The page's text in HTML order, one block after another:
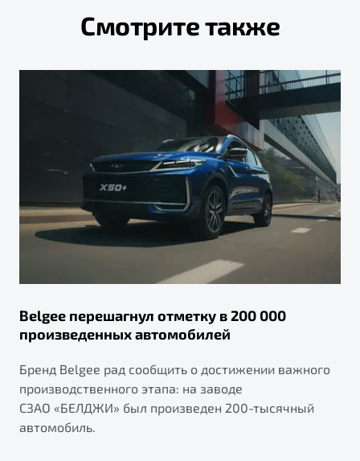
Смотрите также
Belgee перешагнул отметку в 200 000
произведенных автомобилей
Бренд Belgee рад сообщить о достижении важного
производственного этапа: на заводе
СЗАО «БЕЛДЖИ» был произведен 200-тысячный
автомобиль.